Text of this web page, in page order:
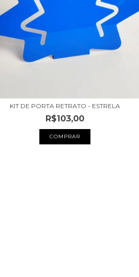
KIT DE PORTA RETRATO - ESTRELA
R$103,00
COMPRAR